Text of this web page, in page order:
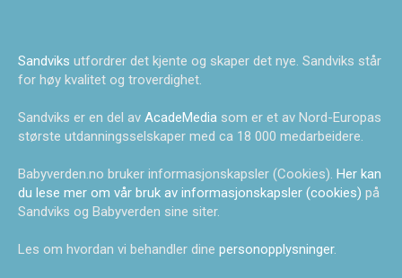
Sandviks utfordrer det kjente og skaper det nye. Sandviks står
for høy kvalitet og troverdighet.
Sandviks er en del av AcadeMedia som er et av Nord-Europas
største utdanningsselskaper med ca 18 000 medarbeidere.
Babyverden.no bruker informasjonskapsler (Cookies). Her kan
du lese mer om vår bruk av informasjonskapsler (cookies) på
Sandviks og Babyverden sine siter.
Les om hvordan vi behandler dine personopplysninger.